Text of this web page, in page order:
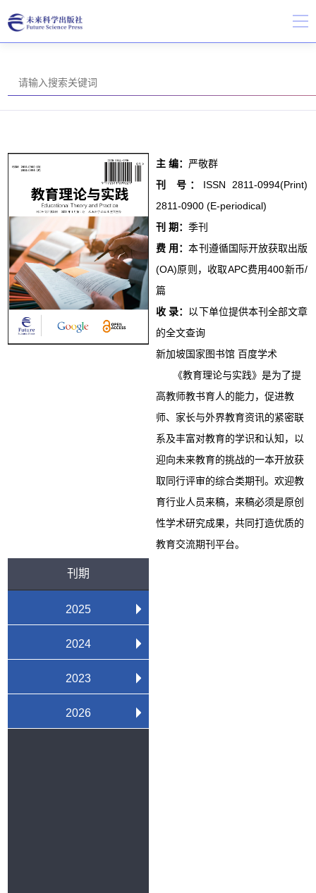
主 编： 严敬群
刊 号： ISSN 2811-0994(Print)
2811-0900 (E-periodical)
刊 期：季刊
费 用：本刊遵循国际开放获取出版
(OA)原则，收取APC费用400新币/
篇
收 录： 以下单位提供本刊全部文章
的全文查询
新加坡国家图书馆 百度学术
《教育理论与实践》是为了提
高教师教书育人的能力，促进教
师、家长与外界教育资讯的紧密联
系及丰富对教育的学识和认知，以
迎向未来教育的挑战的一本开放获
取同行评审的综合类期刊。欢迎教
育行业人员来稿，来稿必须是原创
性学术研究成果，共同打造优质的
教育交流期刊平台。
刊期
2025
2
2024
2
4
2023
2
4
2026